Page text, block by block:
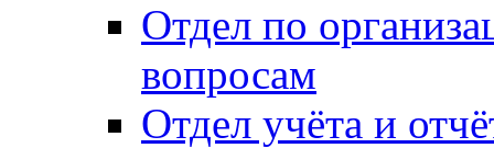
Отдел по
вопросам
Отдел учёта и